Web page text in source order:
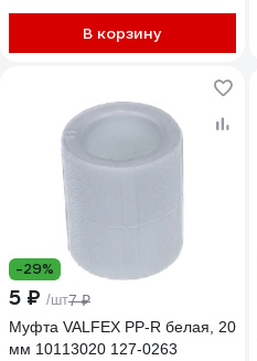
В корзину
-29%
5 ₽ /шт7 ₽
Муфта VALFEX PP-R белая, 20
мм 10113020 127-0263